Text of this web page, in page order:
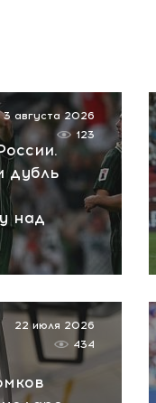
дубль
над
3 августа 2026
123
22 июля 2026
434